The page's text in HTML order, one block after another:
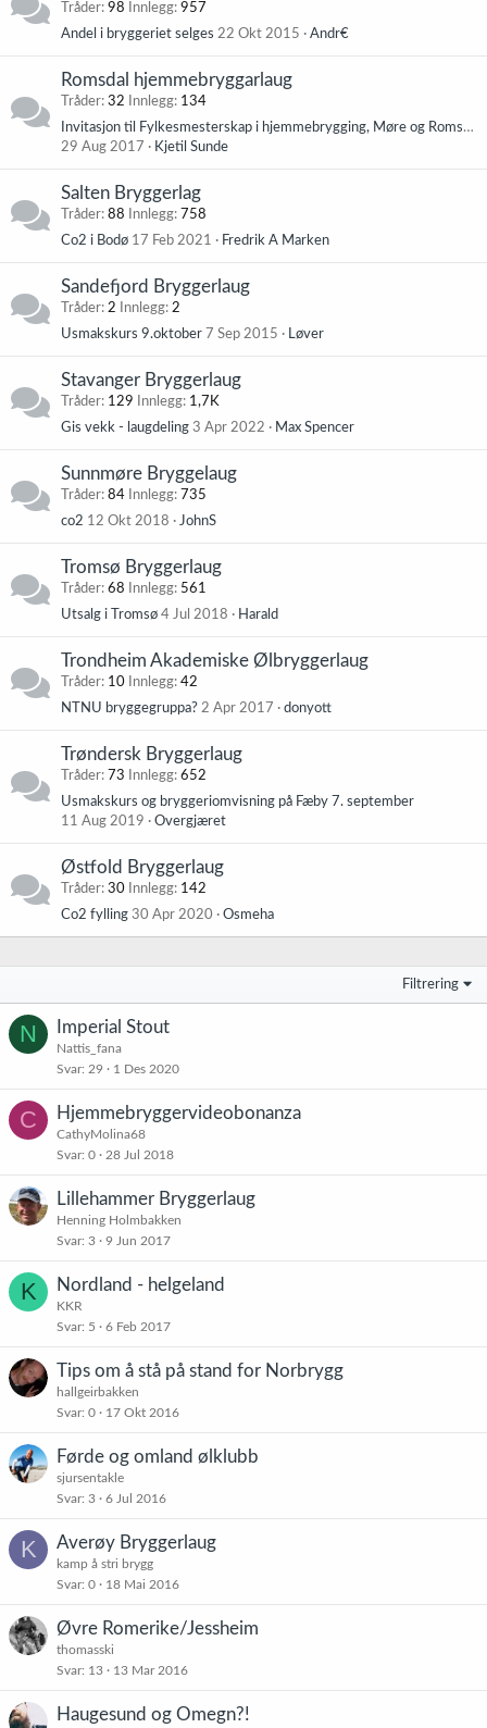
Tråder 98 Innlegg 957
Andel i bryggeriet selges 22 Okt 2015 Andr€
Romsdal hjemmebryggarlaug
Tråder 32 Innlegg 134
Invitasjon til Fylkesmesterskap i hjemmebrygging, Møre og Romsdal.
29 Aug 2017
Kjetil Sunde
Salten Bryggerlag
Tråder 88 Innlegg 758
Co2 i Bodø 17 Feb 2021 Fredrik A Marken
Sandefjord Bryggerlaug
Tråder 2 Innlegg 2
Usmakskurs 9.oktober 7 Sep 2015 Løver
Stavanger Bryggerlaug
Tråder 129 Innlegg 1,7K
Gis vekk - laugdeling 3 Apr 2022 Max Spencer
Sunnmøre Bryggelaug
Tråder 84 Innlegg 735
co2 12 Okt 2018 JohnS
Tromsø Bryggerlaug
Tråder 68 Innlegg 561
Utsalg i Tromsø 4 Jul 2018 Harald
Trondheim Akademiske Ølbryggerlaug
Tråder 10 Innlegg 42
NTNU bryggegruppa? 2 Apr 2017 donyott
Trøndersk Bryggerlaug
Tråder 73 Innlegg 652
Usmakskurs og bryggeriomvisning på Fæby 7. september
11 Aug 2019
Overgjæret
Østfold Bryggerlaug
Tråder 30 Innlegg 142
Co2 fylling 30 Apr 2020 Osmeha
Filtrering
N Imperial Stout
Nattis_fana
Svar 29 1 Des 2020
C Hjemmebryggervideobonanza
CathyMolina68
Svar 0 28 Jul 2018
Lillehammer Bryggerlaug
Henning Holmbakken
Svar 3 9 Jun 2017
K Nordland - helgeland
KKR
Svar 5 6 Feb 2017
Tips om å stå på stand for Norbrygg
hallgeirbakken
Svar 0 17 Okt 2016
Førde og omland ølklubb
sjursentakle
Svar 3 6 Jul 2016
K Averøy Bryggerlaug
kamp å stri brygg
Svar 0 18 Mai 2016
Øvre Romerike/Jessheim
thomasski
Svar 13 13 Mar 2016
Haugesund og Omegn?!